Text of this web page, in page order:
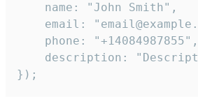
    name: "John Smith",
email:
    phone: "+14084987855",
description:
});